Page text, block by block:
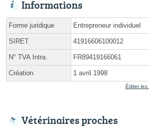
Informations
Forme juridique Entrepreneur individuel
SIRET 41916606100012
N° TVA Intra. FR89419166061
Création 1 avril 1998
Éditer les
Vétérinaires proches